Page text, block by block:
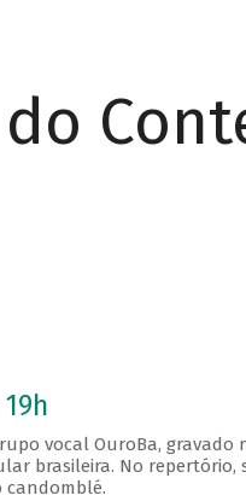
vocal OuroBa,
brasileira. No repertório,
candomblé.